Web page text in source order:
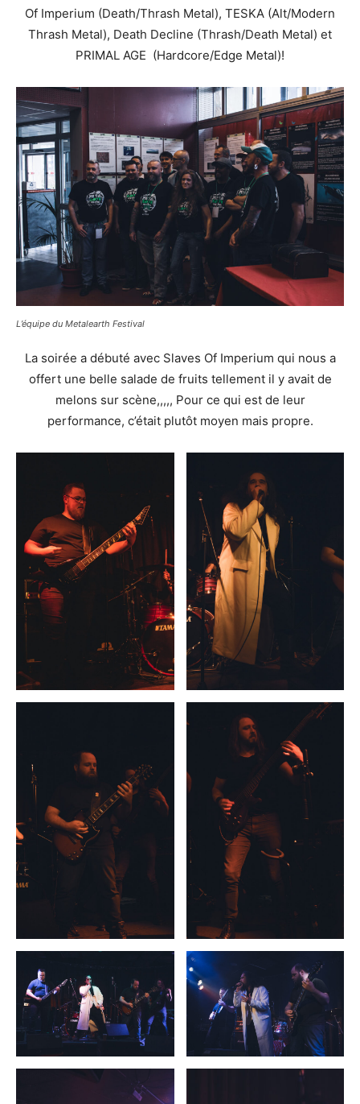
Of Imperium (Death/Thrash Metal), TESKA (Alt/Modern
Thrash Metal), Death Decline (Thrash/Death Metal) et
PRIMAL AGE (Hardcore/Edge Metal)!
L’équipe du Metalearth Festival
La soirée a débuté avec Slaves Of Imperium qui nous a
offert une belle salade de fruits tellement il y avait de
melons sur scène,,,,, Pour ce qui est de leur
performance, c’était plutôt moyen mais propre.